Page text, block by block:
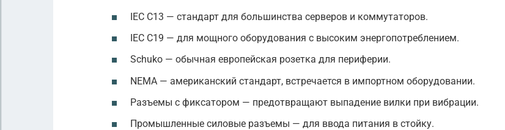
IEC C13 — стандарт для большинства серверов и коммутаторов.
IEC C19 — для мощного оборудования с высоким энергопотреблением.
Schuko — обычная европейская розетка для периферии.
NEMA — американский стандарт, встречается в импортном оборудовании.
Разъемы с фиксатором — предотвращают выпадение вилки при вибрации.
Промышленные силовые разъемы — для ввода питания в стойку.